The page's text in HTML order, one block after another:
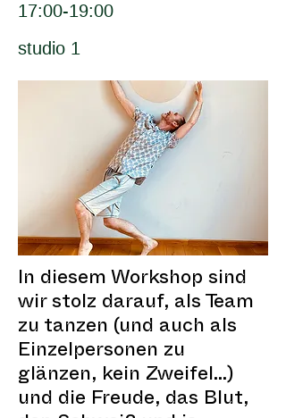
17:00-19:00
studio 1
In diesem Workshop sind
wir stolz darauf, als Team
zu tanzen (und auch als
Einzelpersonen zu
glänzen, kein Zweifel...)
und die Freude, das Blut,